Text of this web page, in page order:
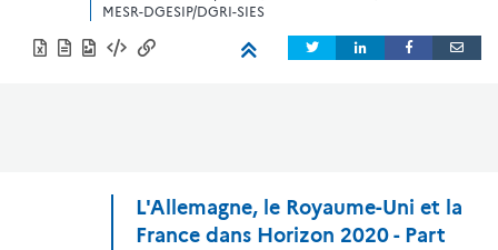
MESR-DGESIP/DGRI-SIES
L'Allemagne, le Royaume-Uni et la
France dans Horizon 2020 - Part